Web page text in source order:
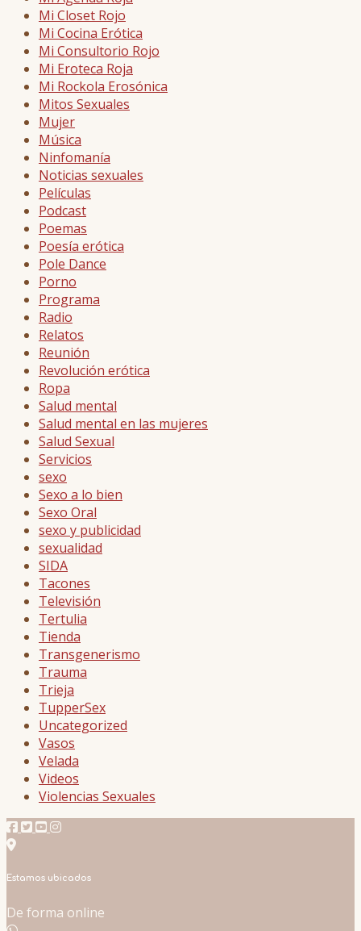
Mi Closet Rojo
Mi Cocina Erótica
Mi Consultorio Rojo
Mi Eroteca Roja
Mi Rockola Erosónica
Mitos Sexuales
Mujer
Música
Ninfomanía
Noticias sexuales
Películas
Podcast
Poemas
Poesía erótica
Pole Dance
Porno
Programa
Radio
Relatos
Reunión
Revolución erótica
Ropa
Salud mental
Salud mental en las mujeres
Salud Sexual
Servicios
sexo
Sexo a lo bien
Sexo Oral
sexo y publicidad
sexualidad
SIDA
Tacones
Televisión
Tertulia
Tienda
Transgenerismo
Trauma
Trieja
TupperSex
Uncategorized
Vasos
Velada
Videos
Violencias Sexuales
Estamos ubicados
De forma online